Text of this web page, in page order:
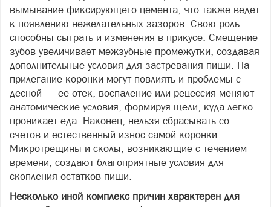
вымывание фиксирующего цемента, что также ведет
к появлению нежелательных зазоров. Свою роль
способны сыграть и изменения в прикусе. Смещение
зубов увеличивает межзубные промежутки, создавая
дополнительные условия для застревания пищи. На
прилегание коронки могут повлиять и проблемы с
десной — ее отек, воспаление или рецессия меняют
анатомические условия, формируя щели, куда легко
проникает еда. Наконец, нельзя сбрасывать со
счетов и естественный износ самой коронки.
Микротрещины и сколы, возникающие с течением
времени, создают благоприятные условия для
скопления остатков пищи.
Несколько иной комплекс причин характерен для